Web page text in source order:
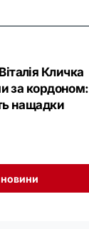
Кличка
за кордоном:
нащадки
новини